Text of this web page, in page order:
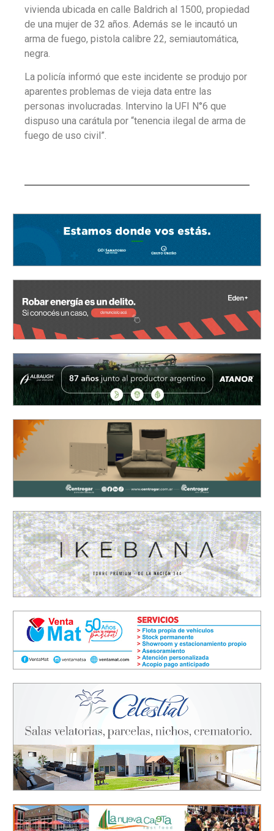
vivienda ubicada en calle Baldrich al 1500, propiedad
de una mujer de 32 años. Además se le incautó un
arma de fuego, pistola calibre 22, semiautomática,
negra.
La policía informó que este incidente se produjo por
aparentes problemas de vieja data entre las
personas involucradas. Intervino la UFI N°6 que
dispuso una carátula por “tenencia ilegal de arma de
fuego de uso civil”.